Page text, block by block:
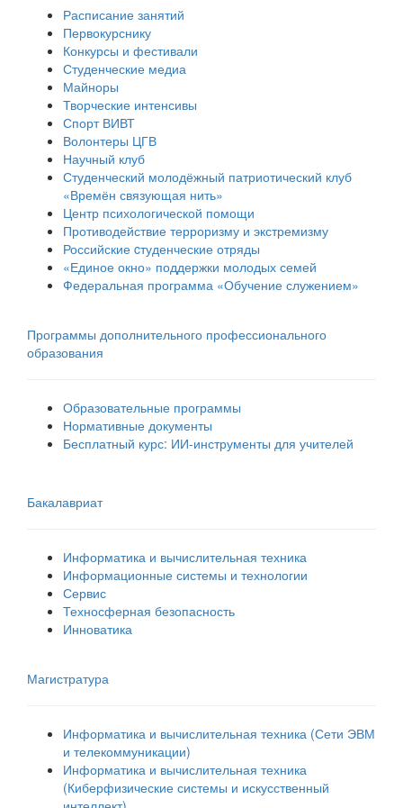
Расписание занятий
Первокурснику
Конкурсы и фестивали
Студенческие медиа
Майноры
Творческие интенсивы
Спорт ВИВТ
Волонтеры ЦГВ
Научный клуб
Студенческий молодёжный патриотический клуб
«Времён связующая нить»
Центр психологической помощи
Противодействие терроризму и экстремизму
Российские cтуденческие отряды
«Единое окно» поддержки молодых семей
Федеральная программа «Обучение служением»
Программы дополнительного профессионального
образования
Образовательные программы
Нормативные документы
Бесплатный курс: ИИ‑инструменты для учителей
Бакалавриат
Информатика и вычислительная техника
Информационные системы и технологии
Сервис
Техносферная безопасность
Инноватика
Магистратура
Информатика и вычислительная техника (Сети ЭВМ
и телекоммуникации)
Информатика и вычислительная техника
(Киберфизические системы и искусственный